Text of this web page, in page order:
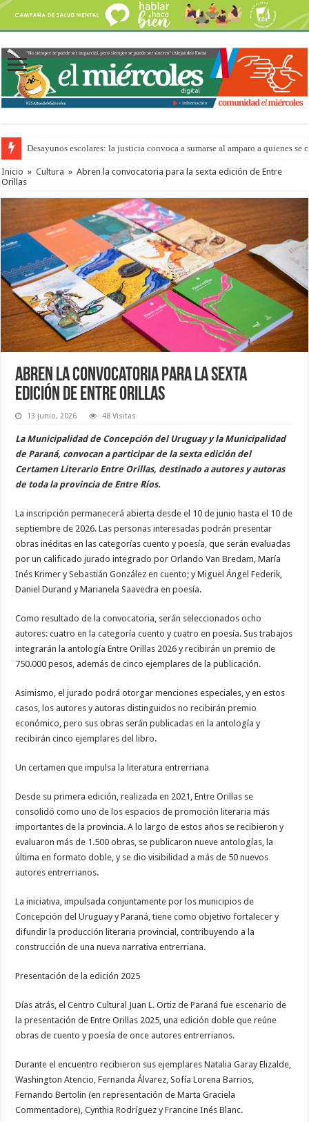
Desayunos escolares: la justicia convoca a sumarse al amparo a quienes se
Inicio » Cultura » Abren la convocatoria para la sexta edición de Entre
Orillas
Abren la convocatoria para la sexta
edición de Entre Orillas
13 junio, 2026 48 Visitas
La Municipalidad de Concepción del Uruguay y la Municipalidad
de Paraná, convocan a participar de la sexta edición del
Certamen Literario Entre Orillas, destinado a autores y autoras
de toda la provincia de Entre Ríos.
La inscripción permanecerá abierta desde el 10 de junio hasta el 10 de
septiembre de 2026. Las personas interesadas podrán presentar
obras inéditas en las categorías cuento y poesía, que serán evaluadas
por un calificado jurado integrado por Orlando Van Bredam, María
Inés Krimer y Sebastián González en cuento; y Miguel Ángel Federik,
Daniel Durand y Marianela Saavedra en poesía.
Como resultado de la convocatoria, serán seleccionados ocho
autores: cuatro en la categoría cuento y cuatro en poesía. Sus trabajos
integrarán la antología Entre Orillas 2026 y recibirán un premio de
750.000 pesos, además de cinco ejemplares de la publicación.
Asimismo, el jurado podrá otorgar menciones especiales, y en estos
casos, los autores y autoras distinguidos no recibirán premio
económico, pero sus obras serán publicadas en la antología y
recibirán cinco ejemplares del libro.
Un certamen que impulsa la literatura entrerriana
Desde su primera edición, realizada en 2021, Entre Orillas se
consolidó como uno de los espacios de promoción literaria más
importantes de la provincia. A lo largo de estos años se recibieron y
evaluaron más de 1.500 obras, se publicaron nueve antologías, la
última en formato doble, y se dio visibilidad a más de 50 nuevos
autores entrerrianos.
La iniciativa, impulsada conjuntamente por los municipios de
Concepción del Uruguay y Paraná, tiene como objetivo fortalecer y
difundir la producción literaria provincial, contribuyendo a la
construcción de una nueva narrativa entrerriana.
Presentación de la edición 2025
Días atrás, el Centro Cultural Juan L. Ortiz de Paraná fue escenario de
la presentación de Entre Orillas 2025, una edición doble que reúne
obras de cuento y poesía de once autores entrerrianos.
Durante el encuentro recibieron sus ejemplares Natalia Garay Elizalde,
Washington Atencio, Fernanda Álvarez, Sofía Lorena Barrios,
Fernando Bertolin (en representación de Marta Graciela
Commentadore), Cynthia Rodríguez y Francine Inés Blanc.